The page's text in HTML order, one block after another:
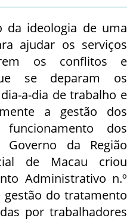
ideologia de uma
ajudar os serviços
os conflitos e
se deparam os
a-dia de trabalho e
a gestão dos
dos
da Região
de Macau criou
Administrativo n.º
gestão do tratamento
por trabalhadores